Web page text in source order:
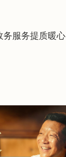
务服务提质暖心